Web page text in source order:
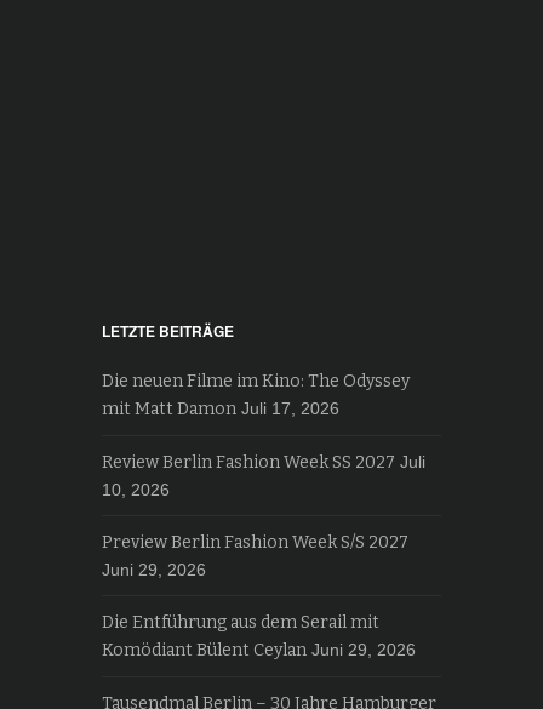
LETZTE BEITRÄGE
Die neuen Filme im Kino: The Odyssey
mit Matt Damon Juli 17, 2026
Review Berlin Fashion Week SS 2027 Juli
10, 2026
Preview Berlin Fashion Week S/S 2027
Juni 29, 2026
Die Entführung aus dem Serail mit
Komödiant Bülent Ceylan Juni 29, 2026
Tausendmal Berlin – 30 Jahre Hamburger